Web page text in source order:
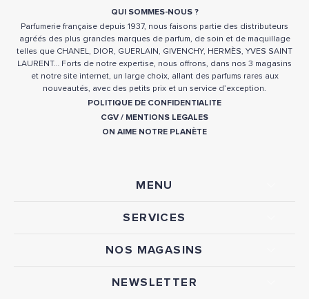
QUI SOMMES-NOUS ?
Parfumerie française depuis 1937, nous faisons partie des distributeurs
agréés des plus grandes marques de parfum, de soin et de maquillage
telles que CHANEL, DIOR, GUERLAIN, GIVENCHY, HERMÈS, YVES SAINT
LAURENT… Forts de notre expertise, nous offrons, dans nos 3 magasins
et notre site internet, un large choix, allant des parfums rares aux
nouveautés, avec des petits prix et un service d’exception.
POLITIQUE DE CONFIDENTIALITE
CGV / MENTIONS LEGALES
ON AIME NOTRE PLANÈTE
MENU
SERVICES
NOS MAGASINS
NEWSLETTER